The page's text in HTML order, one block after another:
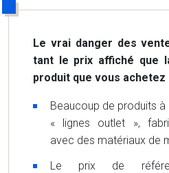
Le vrai danger des
tant le prix affiché que
produit que vous
Beaucoup de produits
« lignes outlet »,
avec des matériaux de
Le prix de